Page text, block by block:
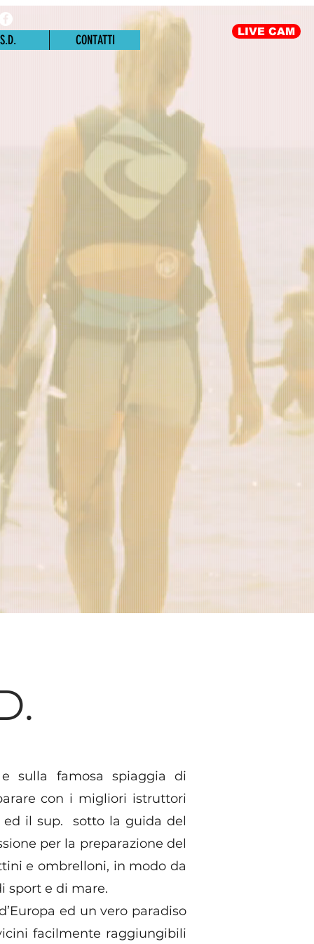
CONTATTI
LIVE CAM
sulla famosa spiaggia di
con i migliori istruttori
il sup. sotto la guida del
per la preparazione del
e ombrelloni, in modo da
sport e di mare.
ed un vero paradiso
facilmente raggiungibili